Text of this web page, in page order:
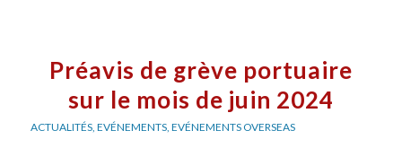
Préavis de grève portuaire
sur le mois de juin 2024
ACTUALITÉS, EVÉNEMENTS, EVÉNEMENTS OVERSEAS